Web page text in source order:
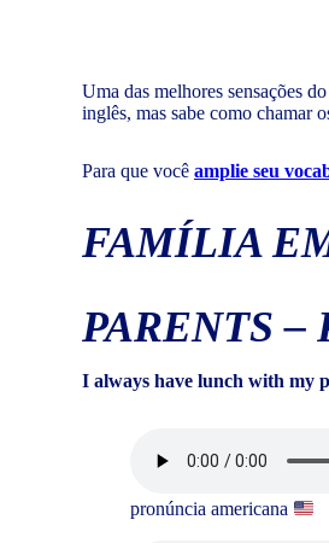
Uma das melhores sensações
inglês, mas sabe como chamar
Para que você amplie seu
FAMÍLIA
PARENTS –
I always have lunch with my
pronúncia americana